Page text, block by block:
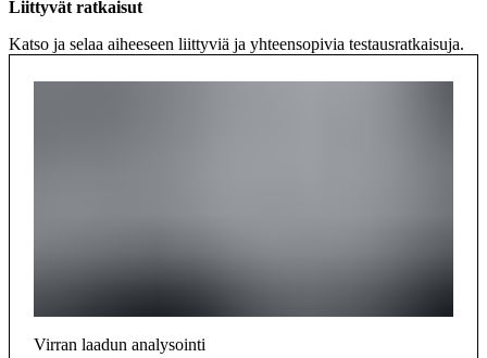
Liittyvät ratkaisut
Katso ja selaa aiheeseen liittyviä ja yhteensopivia testausratkaisuja.
Virran laadun analysointi